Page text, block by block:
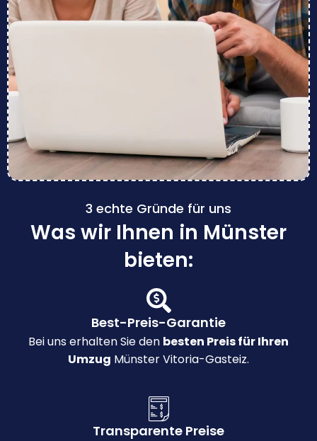
3 echte Gründe für uns
Was wir Ihnen in Münster
bieten:
Best-Preis-Garantie
Bei uns erhalten Sie den besten Preis für Ihren
Umzug Münster Vitoria-Gasteiz.
Transparente Preise